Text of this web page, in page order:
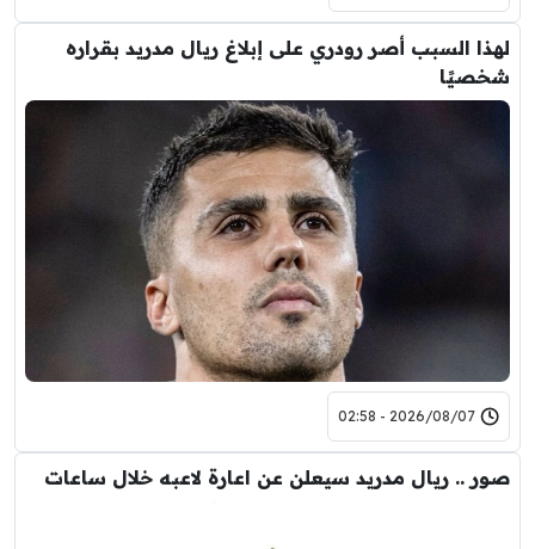
لهذا السبب أصر رودري على إبلاغ ريال مدريد بقراره
شخصيًا
2026/08/07 - 02:58
صور .. ريال مدريد سيعلن عن اعارة لاعبه خلال ساعات